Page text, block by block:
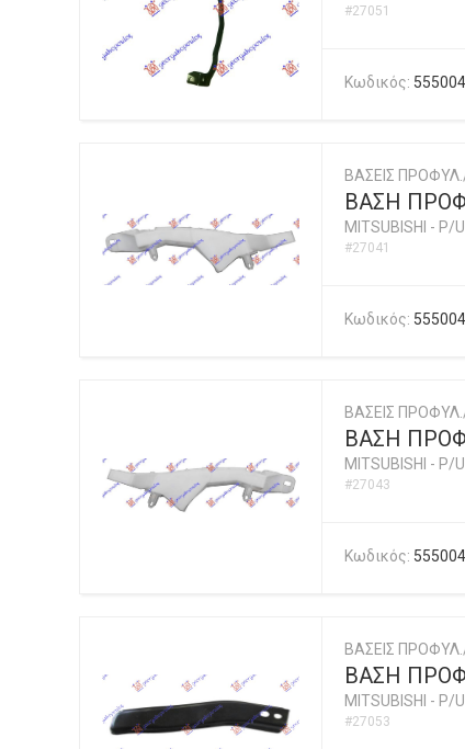
#27051
Κωδικός:
ΒΑΣΕΙΣ
ΒΑΣΗ
MITSUBISHI - P/
#27041
Κωδικός:
ΒΑΣΕΙΣ
ΒΑΣΗ
MITSUBISHI - P/
#27043
Κωδικός:
ΒΑΣΕΙΣ
ΒΑΣΗ
MITSUBISHI - P/
#27053